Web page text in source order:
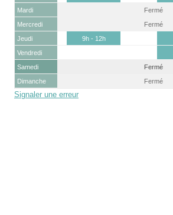
Mardi
Fermé
Mercredi
Fermé
Jeudi
9h - 12h
Vendredi
Samedi
Fermé
Dimanche
Fermé
Signaler une erreur